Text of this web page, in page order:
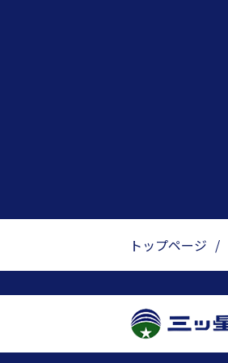
トップページ /